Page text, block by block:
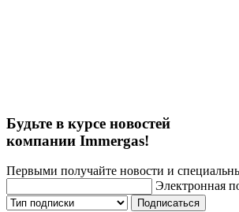
Будьте в курсе новостей
компании Immergas!
Первыми получайте новости и
Электронная
Подписаться